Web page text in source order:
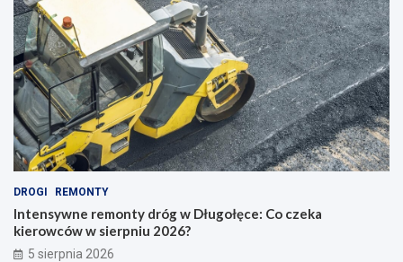
DROGI REMONTY
Intensywne remonty dróg w Długołęce: Co czeka
kierowców w sierpniu 2026?
5 sierpnia 2026